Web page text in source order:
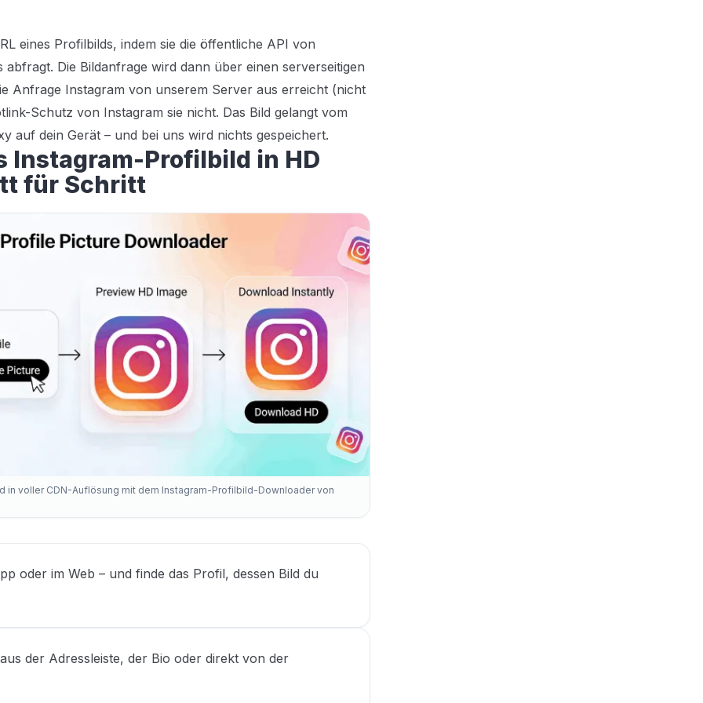
eines Profilbilds, indem sie die öffentliche API von
Die Bildanfrage wird dann über einen serverseitigen
Anfrage Instagram von unserem Server aus erreicht (nicht
Schutz von Instagram sie nicht. Das Bild gelangt vom
auf dein Gerät – und bei uns wird nichts gespeichert.
Instagram-Profilbild in HD
für Schritt
voller CDN-Auflösung mit dem Instagram-Profilbild-Downloader von
oder im Web – und finde das Profil, dessen Bild du
der Adressleiste, der Bio oder direkt von der